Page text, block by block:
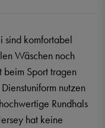
sind komfortabel
Wäschen noch
Sport tragen
nutzen
Rundhals
hat keine